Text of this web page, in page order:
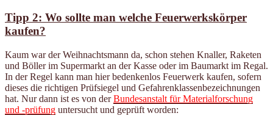
Tipp 2: Wo sollte man welche Feuerwerkskörper
kaufen?
Kaum war der Weihnachtsmann da, schon stehen Knaller, Raketen
und Böller im Supermarkt an der Kasse oder im Baumarkt im Regal.
In der Regel kann man hier bedenkenlos Feuerwerk kaufen, sofern
dieses die richtigen Prüfsiegel und Gefahrenklassenbezeichnungen
hat. Nur dann ist es von derBundesanstalt für Materialforschung
und -prüfung untersucht und geprüft worden: